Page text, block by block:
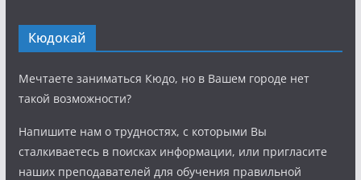
Кюдокай
Мечтаете заниматься Кюдо, но в Вашем городе нет
такой возможности?
Напишите нам о трудностях, с которыми Вы
сталкиваетесь в поисках информации, или пригласите
наших преподавателей для обучения правильной